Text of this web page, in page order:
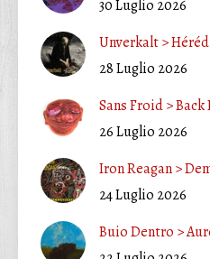
30 Luglio 2026
Unverkalt >
28 Luglio 2026
Sans Froid >
26 Luglio 2026
Iron Reagan >
24 Luglio 2026
Buio Dentro >